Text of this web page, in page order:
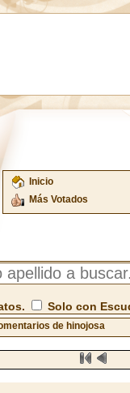
Inicio
Más Votados
Solo con
de hinojosa